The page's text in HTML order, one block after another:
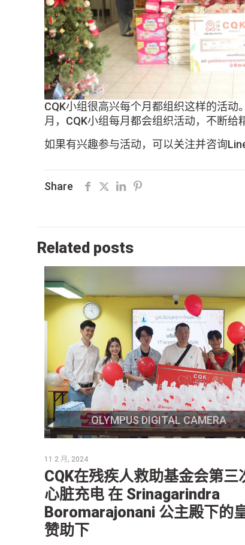
CQK小组很高兴每个月都组织这样的活
月，CQK小组每月都会组织活动，不断给
如果有兴趣参与活动，可以关注并咨询
Share
Related posts
OLYMPUS DIGITAL CAMERA
11 2 月, 2024
CQK在残疾人救助基金会第三
心脏充电 在 Srinagarindra
Boromarajonani 公主殿下的
赞助下